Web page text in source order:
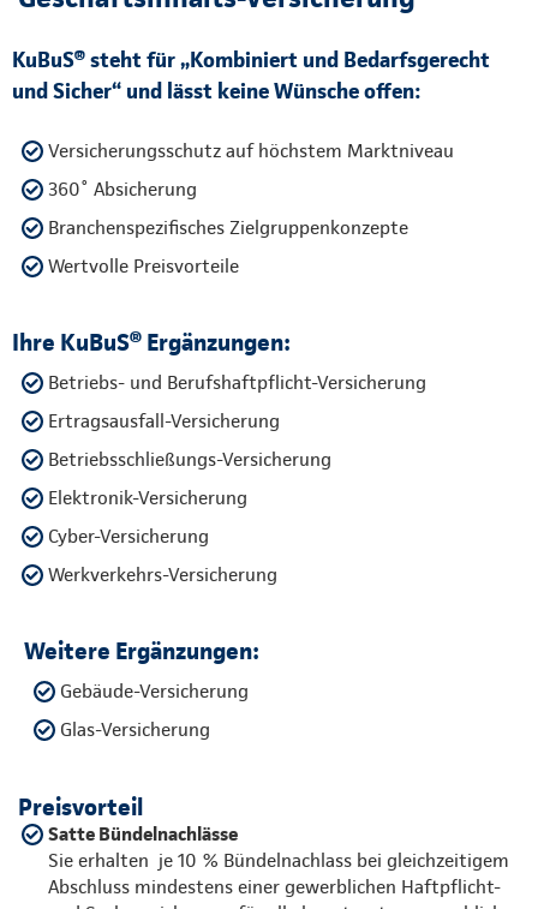
KuBuS® steht für „Kombiniert und Bedarfsgerecht
und Sicher“ und lässt keine Wünsche offen:
Versicherungsschutz auf höchstem Marktniveau
360˚ Absicherung
Branchenspezifisches Zielgruppenkonzepte
Wertvolle Preisvorteile
Ihre KuBuS® Ergänzungen:
Betriebs- und Berufshaftpflicht-Versicherung
Ertragsausfall-Versicherung
Betriebsschließungs-Versicherung
Elektronik-Versicherung
Cyber-Versicherung
Werkverkehrs-Versicherung
Weitere Ergänzungen:
Gebäude-Versicherung
Glas-Versicherung
Preisvorteil
Satte Bündelnachlässe
Sie erhalten je 10 % Bündelnachlass bei gleichzeitigem
Abschluss mindestens einer gewerblichen Haftpflicht-